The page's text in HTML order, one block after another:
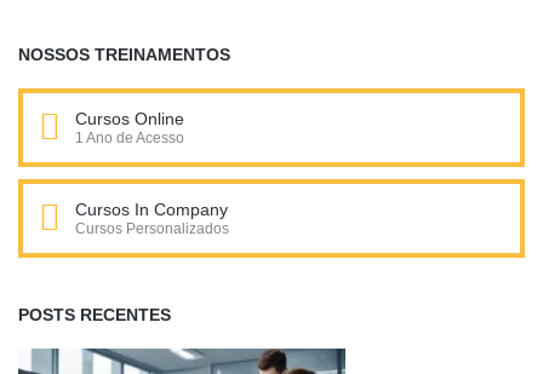
NOSSOS TREINAMENTOS
Cursos Online
1 Ano de Acesso
Cursos In Company
Cursos Personalizados
POSTS RECENTES